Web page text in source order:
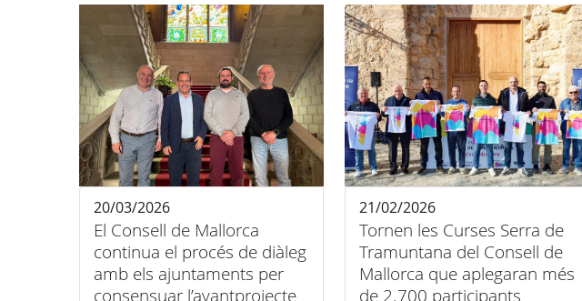
El Consell de Mallorca
continua el procés de diàleg
amb els ajuntaments per
consensuar l’avantprojecte
20/03/2026
Tornen les Curses Serra de
Tramuntana del Consell de
Mallorca que aplegaran més
de 2.700 participants
21/02/2026